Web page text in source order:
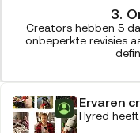
3.
Creators hebben 5
onbeperkte revisies
Ervaren
Hyred